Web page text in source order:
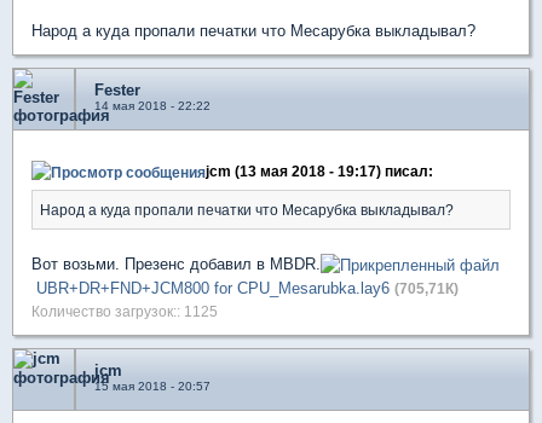
Народ а куда пропали печатки что Месарубка выкладывал?
Fester
14 мая 2018 - 22:22
jcm (13 мая 2018 - 19:17) писал:
Народ а куда пропали печатки что Месарубка выкладывал?
Вот возьми. Презенс добавил в MBDR.
UBR+DR+FND+JCM800 for CPU_Mesarubka.lay6 (705,71К)
Количество загрузок:: 1125
jcm
15 мая 2018 - 20:57